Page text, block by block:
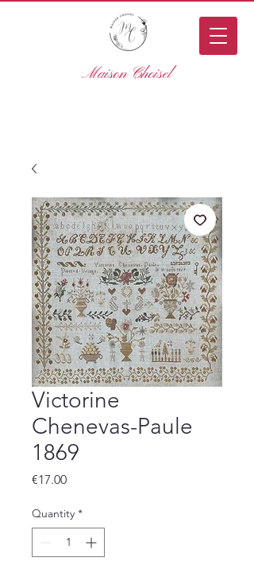
Maison Choisel
Victorine
Chenevas-Paule
1869
€17.00Price
Quantity *